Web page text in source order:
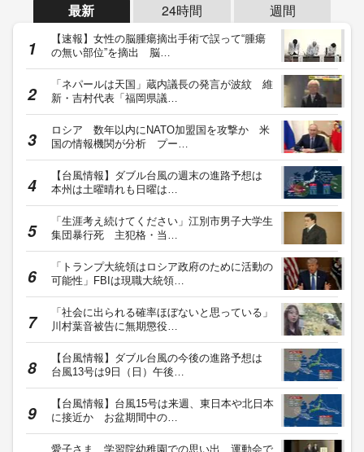
最新 24時間 週間
【速報】女性の脳腫瘍摘出手術で誤って“腫瘍
の無い部位”を摘出 脳…
「ネパールは天国」蔵内議長の発言が波紋 維
新・吉村代表「福岡県議…
ロシア 数年以内にNATO加盟国を攻撃か 米
国の情報機関が分析 プー…
【台風情報】ダブル台風の週末の進路予想は
本州は土曜晴れも日曜は…
「生涯考え続けてください」江別市男子大学生
集団暴行死 主犯格・当…
「トランプ大統領はロシア政府のために活動の
可能性」FBIは現職大統領…
「社会に出られる確率ほぼないと思っている」
川村葉音被告に無期懲役…
【台風情報】ダブル台風の今後の進路予想は
台風13号は9日（日）午後…
【台風情報】台風15号は来週、東日本や北日本
に接近か お盆期間中の…
愛子さま、学習院幼稚園での思い出 運動会で